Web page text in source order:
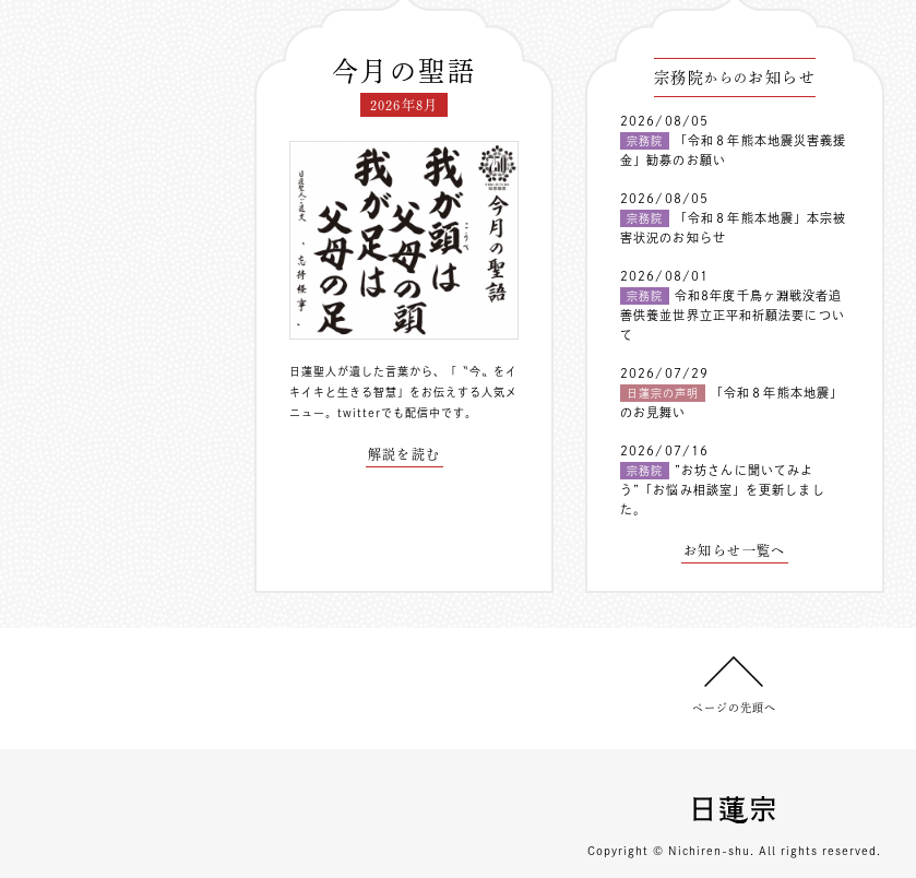
今月の聖語
2026年8月
日蓮聖人が遺した言葉から、「〝今〟をイ
キイキと生きる智慧」をお伝えする人気メ
ニュー。 twitterでも配信中 です。
解説を読む
宗務院からの お知らせ
2026/08/05
宗務院
「令和８年熊本地震災害義援
金」勧募のお願い
2026/08/05
宗務院
「令和８年熊本地震」本宗被
害状況のお知らせ
2026/08/01
宗務院
令和8年度千鳥ヶ淵戦没者追
善供養並世界立正平和祈願法要につい
て
2026/07/29
日蓮宗の声明
「令和８年熊本地震」
のお見舞い
2026/07/16
宗務院
”お坊さんに聞いてみよ
う”「お悩み相談室」を更新しまし
た。
お知らせ一覧へ
ページの先頭へ
Copyright © Nichiren-shu. All rights reserved.